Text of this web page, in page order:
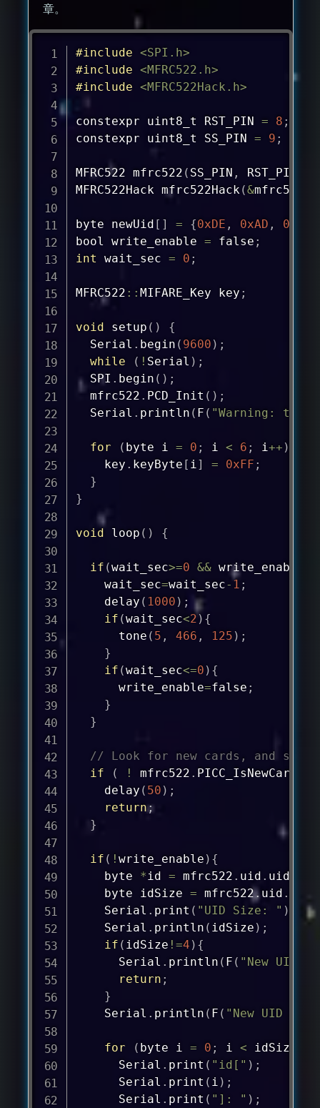
章。
#include <SPI.h>
#include <MFRC522.h>
#include <MFRC522Hack.h>
constexpr uint8_t RST_PIN = 8 ;
constexpr uint8_t SS_PIN = 9 ;
MFRC522 mfrc522 ( SS_PIN , RST_PIN
MFRC522Hack mfrc522Hack (&mfrc522
byte newUid [ ] = {0xDE , 0xAD , 0xBE
bool write_enable = false ;
int
wait_sec = 0 ;
MFRC522 :: MIFARE_Key key ;
void setup ( )
{
  Serial
. begin ( 9600 ) ;
while
( ! Serial ) ;
  SPI
. begin ( ) ;
  mfrc522
. PCD_Init ( ) ;
  Serial
. println ( F ( "Warning: this
for ( byte i = 0 ; i < 6 ; i ++ )
    key
. keyByte [ i ] = 0xFF ;
}
}
void loop ( ) {
if (wait_sec>=0 && write_enable
    wait_sec
=wait_sec- 1 ;
delay ( 1000 ) ;
if (wait_sec<2) {
tone ( 5 , 466 , 125 ) ;
}
if (wait_sec<=0 ) {
      write_enable
=false ;
}
}
// Look for new cards, and
if
( ! mfrc522 .
delay ( 50 ) ;
return;
}
if ( ! write_enable ) {
    byte
* id = mfrc522 . uid . uidByte
    byte idSize
= mfrc522. uid .
    Serial
. print ( "UID Size: " )
    Serial
. println ( idSize ) ;
if ( idSize !=4 ) {
      Serial
. println ( F ( "New UID
return ;
}
    Serial
. println ( F ( "New UID
for ( byte i = 0 ; i < idSize
      Serial
. print ( "id[" ) ;
      Serial
. print ( i ) ;
      Serial
. print ( "]: " ) ;